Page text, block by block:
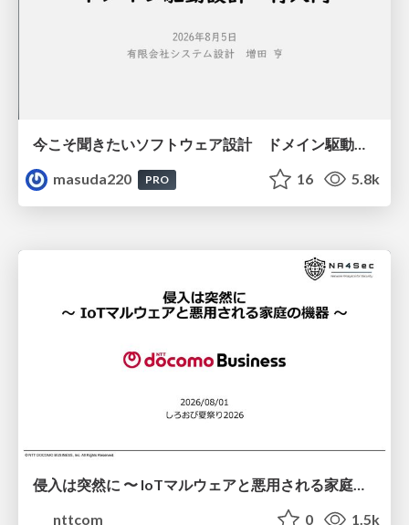
今こそ聞きたいソフトウェア設計 ドメイン駆動設計再入門
masuda220
PRO 16 5.8k
nttcom
0 1.5k